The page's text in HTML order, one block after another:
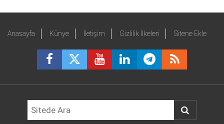
Anasayfa Künye İletişim Gizlilik İlkeleri Sitene Ekle